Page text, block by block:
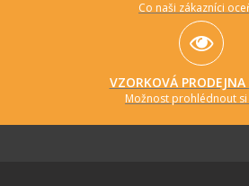
Co naši zákazníci
VZORKOVÁ PRODEJNA
Možnost prohlédnout